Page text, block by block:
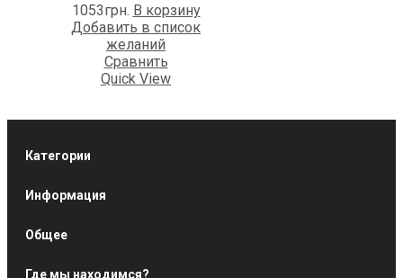
1053грн. В корзину
Добавить в список
желаний
Сравнить
Quick View
Категории
Информация
Общее
Где мы находимся?